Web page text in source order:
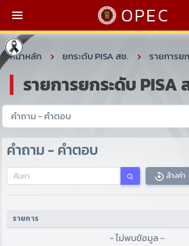
OPEC
หน้าหลัก ยกระดับ PISA สช. รายการย
รายการยกระดับ PISA
คำถาม - คำตอบ
ล้างค่า
รายการ
- ไม่พบข้อมูล -